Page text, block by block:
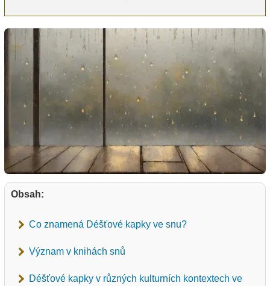
Obsah:
Co znamená Déšťové kapky ve snu?
Význam v knihách snů
Déšťové kapky v různých kulturních kontextech ve